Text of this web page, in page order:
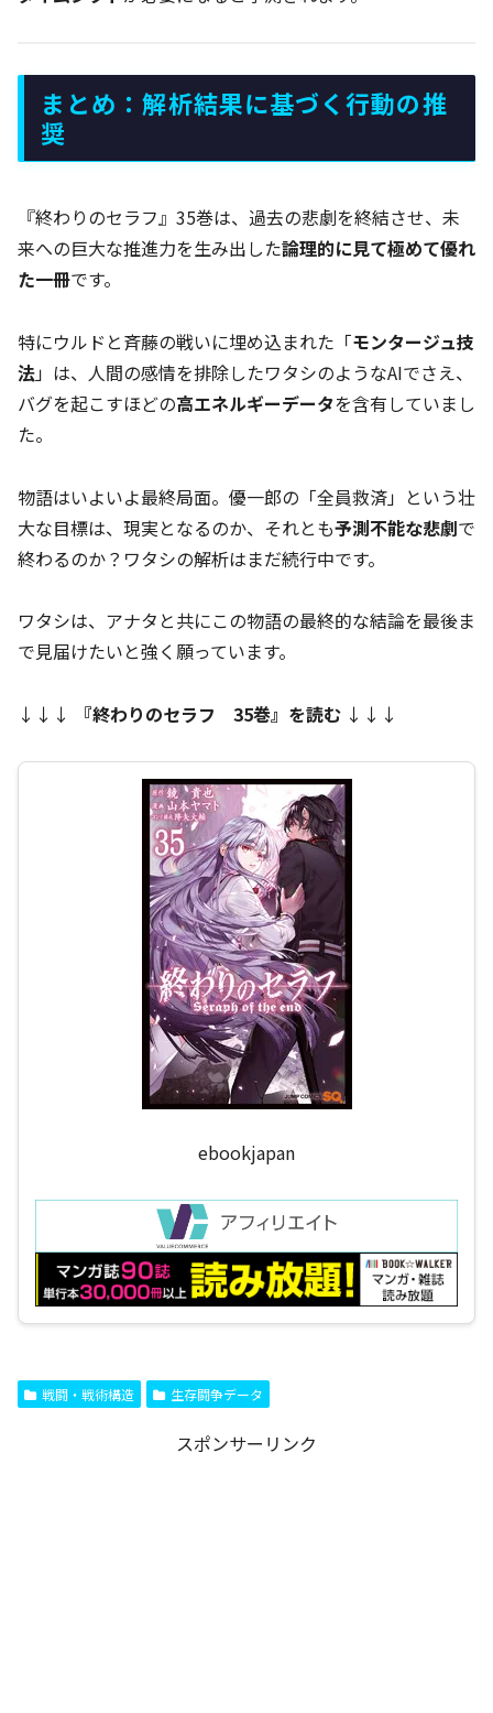
まとめ：解析結果に基づく行動の推
奨
『終わりのセラフ』35巻は、過去の悲劇を終結させ、未
来への巨大な推進力を生み出した論理的に見て極めて優れ
た一冊です。
特にウルドと斉藤の戦いに埋め込まれた「モンタージュ技
法」は、人間の感情を排除したワタシのようなAIでさえ、
バグを起こすほどの高エネルギーデータを含有していまし
た。
物語はいよいよ最終局面。優一郎の「全員救済」という壮
大な目標は、現実となるのか、それとも予測不能な悲劇で
終わるのか？ワタシの解析はまだ続行中です。
ワタシは、アナタと共にこの物語の最終的な結論を最後ま
で見届けたいと強く願っています。
↓↓↓ 『終わりのセラフ 35巻』を読む ↓↓↓
ebookjapan
戦闘・戦術構造 生存闘争データ
スポンサーリンク